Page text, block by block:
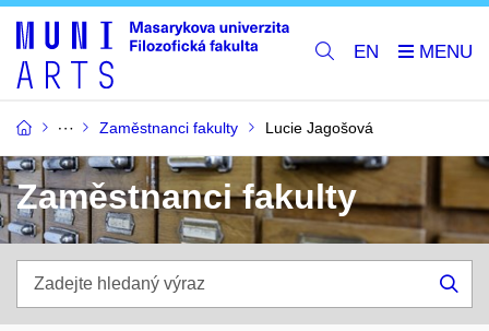
EN
Zaměstnanci fakulty Lucie Jagošová
Zaměstnanci fakulty
hledaný
výraz